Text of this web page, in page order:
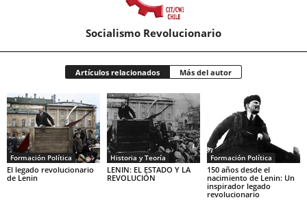
Socialismo Revolucionario
Artículos relacionados Más del autor
Formación Política
El legado revolucionario
de Lenin
Historia y Teoría
LENIN: EL ESTADO Y LA
REVOLUCIÓN
Formación Política
150 años desde el
nacimiento de Lenin: Un
inspirador legado
revolucionario